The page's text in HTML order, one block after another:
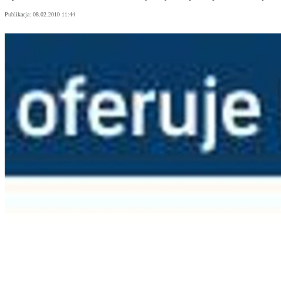
Publikacja: 08.02.2010 11:44